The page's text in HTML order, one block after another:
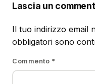
Lascia un
Il tuo indirizzo email
obbligatori sono
Commento *